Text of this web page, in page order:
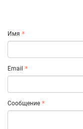
Имя
Email
Сообщение